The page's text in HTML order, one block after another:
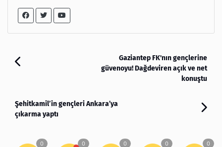
Gaziantep FK'nın gençlerine
güvenoyu! Dağdeviren açık ve net
konuştu
Şehitkamil’in gençleri Ankara’ya
çıkarma yaptı